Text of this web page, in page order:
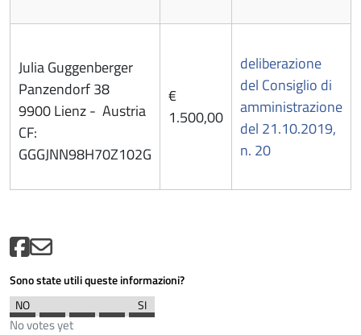
Julia Guggenberger
Panzendorf 38
9900 Lienz - Austria
CF:
GGGJNN98H70Z102G
€
1.500,00
deliberazione
del Consiglio di
amministrazione
del 21.10.2019,
n. 20
Sono state utili queste informazioni?
No votes yet